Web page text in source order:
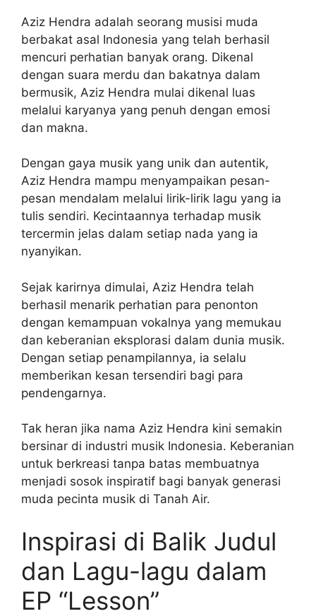
Aziz Hendra adalah seorang musisi muda
berbakat asal Indonesia yang telah berhasil
mencuri perhatian banyak orang. Dikenal
dengan suara merdu dan bakatnya dalam
bermusik, Aziz Hendra mulai dikenal luas
melalui karyanya yang penuh dengan emosi
dan makna.
Dengan gaya musik yang unik dan autentik,
Aziz Hendra mampu menyampaikan pesan-
pesan mendalam melalui lirik-lirik lagu yang ia
tulis sendiri. Kecintaannya terhadap musik
tercermin jelas dalam setiap nada yang ia
nyanyikan.
Sejak karirnya dimulai, Aziz Hendra telah
berhasil menarik perhatian para penonton
dengan kemampuan vokalnya yang memukau
dan keberanian eksplorasi dalam dunia musik.
Dengan setiap penampilannya, ia selalu
memberikan kesan tersendiri bagi para
pendengarnya.
Tak heran jika nama Aziz Hendra kini semakin
bersinar di industri musik Indonesia. Keberanian
untuk berkreasi tanpa batas membuatnya
menjadi sosok inspiratif bagi banyak generasi
muda pecinta musik di Tanah Air.
Inspirasi di Balik Judul
dan Lagu-lagu dalam
EP “Lesson”